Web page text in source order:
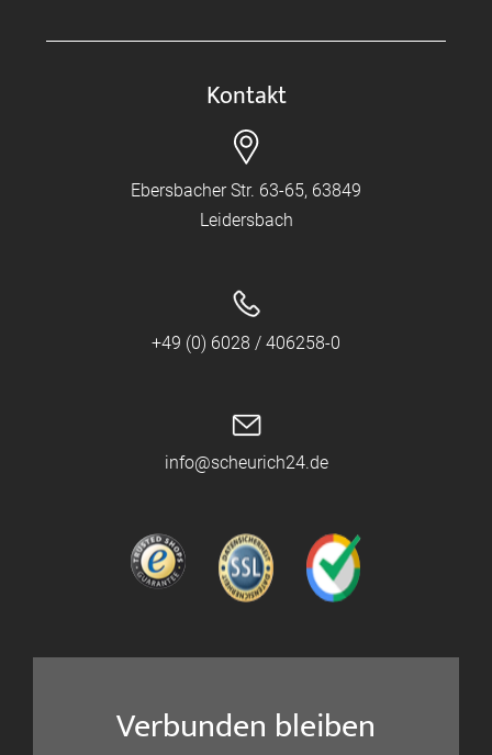
Kontakt
Ebersbacher Str. 63-65, 63849
Leidersbach
+49 (0) 6028 / 406258-0
info@scheurich24.de
Verbunden bleiben